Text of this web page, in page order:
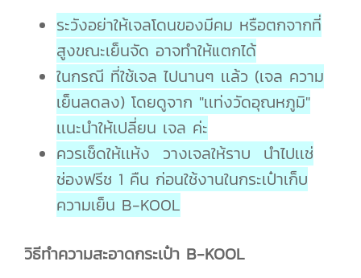
ระวังอย่าให้เจลโดนของมีคม หรือตกจากที่
สูงขณะเย็นจัด อาจทำให้แตกได้
ในกรณี ที่ใช้เจล ไปนานๆ เเล้ว (เจล ความ
เย็นลดลง) โดยดูจาก "เเท่งวัดอุณหภูมิ"
เเนะนำให้เปลี่ยน เจล ค่ะ
ควรเช็ดให้เเห้ง วางเจลให้ราบ นำไปเเช่
ช่องฟรีช 1 คืน ก่อนใช้งานในกระเป๋าเก็บ
ความเย็น B-KOOL
วิธีทำความสะอาดกระเป๋า B-KOOL